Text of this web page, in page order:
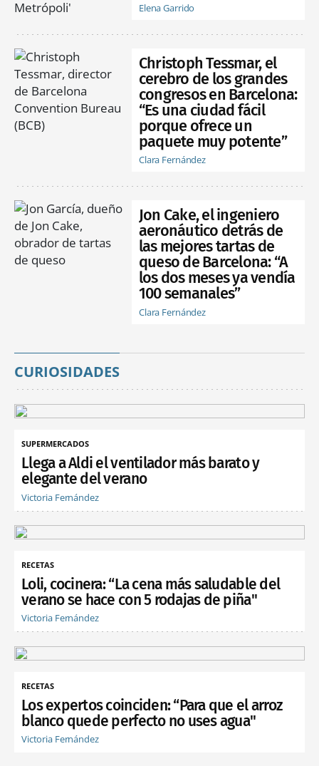
Elena Garrido
Christoph Tessmar, el
cerebro de los grandes
congresos en Barcelona:
“Es una ciudad fácil
porque ofrece un
paquete muy potente”
Clara Fernández
Jon Cake, el ingeniero
aeronáutico detrás de
las mejores tartas de
queso de Barcelona: “A
los dos meses ya vendía
100 semanales”
Clara Fernández
CURIOSIDADES
SUPERMERCADOS
Llega a Aldi el ventilador más barato y
elegante del verano
Victoria Fernández
RECETAS
Loli, cocinera: “La cena más saludable del
verano se hace con 5 rodajas de piña"
Victoria Fernández
RECETAS
Los expertos coinciden: “Para que el arroz
blanco quede perfecto no uses agua"
Victoria Fernández